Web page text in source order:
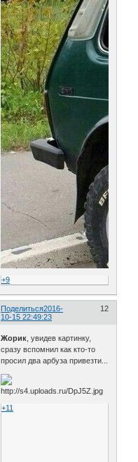
+9
Поделиться 12
2016-
10-15 22:49:23
Жорик , увидев картинку,
сразу вспомнил как кто-то
просил два арбуза привезти...
+11